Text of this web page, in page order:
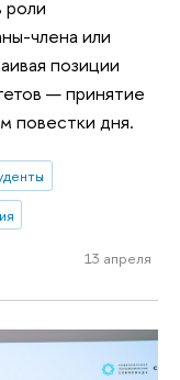
члена или
позиции
— принятие
повестки дня.
13 апреля